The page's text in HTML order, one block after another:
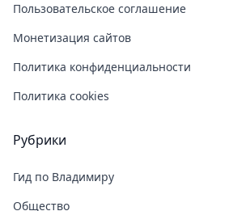
Пользовательское соглашение
Монетизация сайтов
Политика конфиденциальности
Политика cookies
Рубрики
Гид по Владимиру
Общество